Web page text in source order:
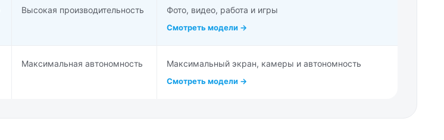
Высокая производительность Фото, видео, работа и игры
Смотреть модели →
Максимальная автономность Максимальный экран, камеры и автономность
Смотреть модели →